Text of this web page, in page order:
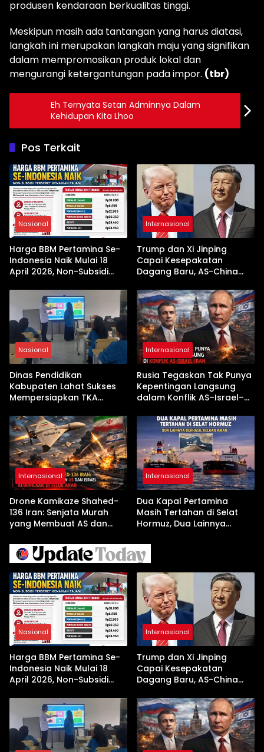
produsen kendaraan berkualitas tinggi.
Meskipun masih ada tantangan yang harus diatasi,
langkah ini merupakan langkah maju yang signifikan
dalam mempromosikan produk lokal dan
mengurangi ketergantungan pada impor. (tbr)
Eh Ternyata Setan Adminnya Dalam
Kehidupan Kita Lhoo
Pos Terkait
Nasional
Harga BBM Pertamina Se-
Indonesia Naik Mulai 18
April 2026, Non-Subsidi
Internasional
Trump dan Xi Jinping
Capai Kesepakatan
Dagang Baru, AS-China
Jelang Kunjungan Beijing
Nasional
Dinas Pendidikan
Kabupaten Lahat Sukses
Mempersiapkan TKA
Pembekalan Latihan Soal
Tanpa Internet
Internasional
Rusia Tegaskan Tak Punya
Kepentingan Langsung
dalam Konflik AS–Israel–
Internasional
Drone Kamikaze Shahed-
136 Iran: Senjata Murah
yang Membuat AS dan
Arab
Internasional
Dua Kapal Pertamina
Masih Tertahan di Selat
Hormuz, Dua Lainnya
Nasional
Harga BBM Pertamina Se-
Indonesia Naik Mulai 18
April 2026, Non-Subsidi
Internasional
Trump dan Xi Jinping
Capai Kesepakatan
Dagang Baru, AS-China
Jelang Kunjungan Beijing